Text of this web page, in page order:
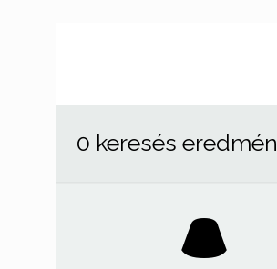
0 keresés